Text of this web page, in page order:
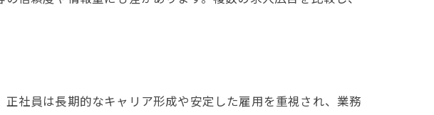
社員は長期的なキャリア形成や安定した雇用を重視され、業務